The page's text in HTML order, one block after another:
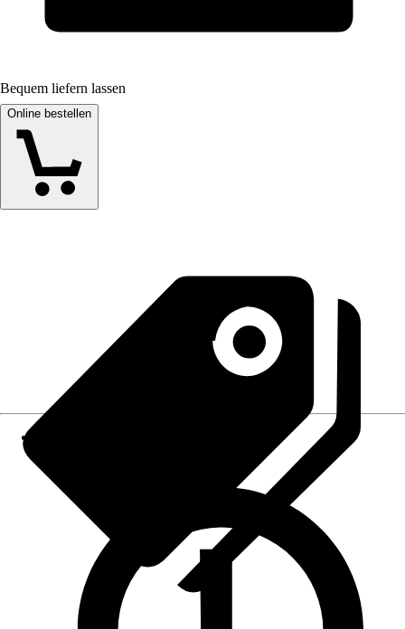
Bequem liefern lassen
Online bestellen